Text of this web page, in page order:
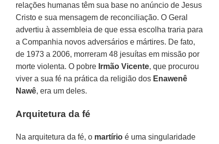
relações humanas têm sua base no anúncio de Jesus
Cristo e sua mensagem de reconciliação. O Geral
advertiu à assembleia de que essa escolha traria para
a Companhia novos adversários e mártires. De fato,
de 1973 a 2006, morreram 48 jesuítas em missão por
morte violenta. O pobre Irmão Vicente, que procurou
viver a sua fé na prática da religião dos Enawenê
Nawê, era um deles.
Arquitetura da fé
Na arquitetura da fé, o martírio é uma singularidade